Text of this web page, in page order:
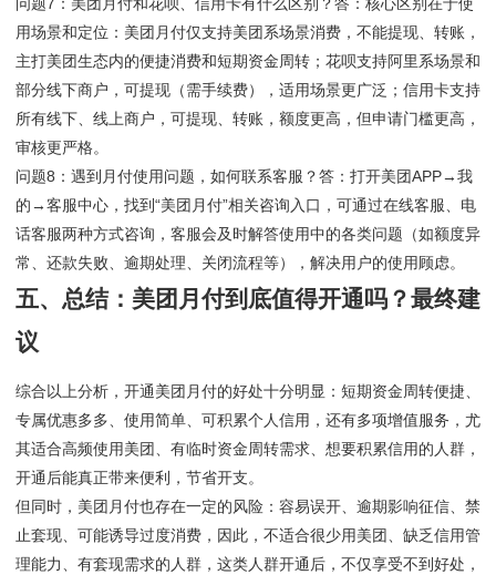
用场景和定位：美团月付仅支持美团系场景消费，不能提现、转账，
主打美团生态内的便捷消费和短期资金周转；花呗支持阿里系场景和
部分线下商户，可提现（需手续费），适用场景更广泛；信用卡支持
所有线下、线上商户，可提现、转账，额度更高，但申请门槛更高，
审核更严格。
问题8：遇到月付使用问题，如何联系客服？答：打开美团APP→我
的→客服中心，找到“美团月付”相关咨询入口，可通过在线客服、电
话客服两种方式咨询，客服会及时解答使用中的各类问题（如额度异
常、还款失败、逾期处理、关闭流程等），解决用户的使用顾虑。
五、总结：美团月付到底值得开通吗？最终建
议
综合以上分析，开通美团月付的好处十分明显：短期资金周转便捷、
专属优惠多多、使用简单、可积累个人信用，还有多项增值服务，尤
其适合高频使用美团、有临时资金周转需求、想要积累信用的人群，
开通后能真正带来便利，节省开支。
但同时，美团月付也存在一定的风险：容易误开、逾期影响征信、禁
止套现、可能诱导过度消费，因此，不适合很少用美团、缺乏信用管
理能力、有套现需求的人群，这类人群开通后，不仅享受不到好处，